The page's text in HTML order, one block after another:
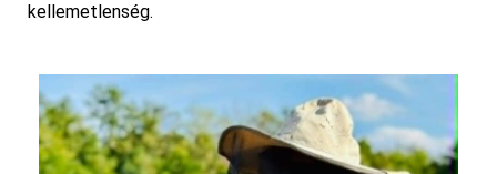
kellemetlenség.